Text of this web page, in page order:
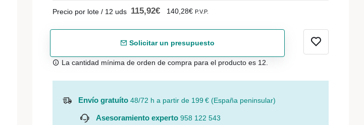
Precio por lote / 12 uds 115,92€ 140,28€ P.V.P.
Solicitar un presupuesto
La cantidad mínima de orden de compra para el producto es 12.
Envío gratuíto 48/72 h a partir de 199 € (España peninsular)
Asesoramiento experto 958 122 543